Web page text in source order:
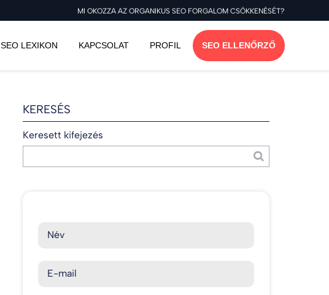
MI OKOZZA AZ ORGANIKUS SEO FORGALOM CSÖKKENÉSÉT?
SEO LEXIKON KAPCSOLAT PROFIL SEO ELLENŐRZŐ
KERESÉS
Keresett kifejezés
Név
E-mail